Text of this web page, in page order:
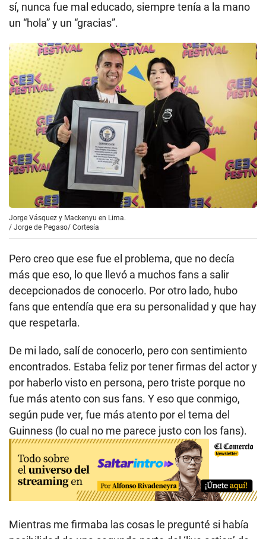
sí, nunca fue mal educado, siempre tenía a la mano
un “hola” y un “gracias”.
Jorge Vásquez y Mackenyu en Lima.
/ Jorge de Pegaso/ Cortesía
Pero creo que ese fue el problema, que no decía
más que eso, lo que llevó a muchos fans a salir
decepcionados de conocerlo. Por otro lado, hubo
fans que entendía que era su personalidad y que hay
que respetarla.
De mi lado, salí de conocerlo, pero con sentimiento
encontrados. Estaba feliz por tener firmas del actor y
por haberlo visto en persona, pero triste porque no
fue más atento con sus fans. Y eso que conmigo,
según pude ver, fue más atento por el tema del
Guinness (lo cual no me parece justo con los fans).
Mientras me firmaba las cosas le pregunté si había